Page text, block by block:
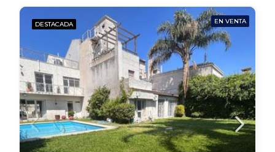
DESTACADA EN VENTA